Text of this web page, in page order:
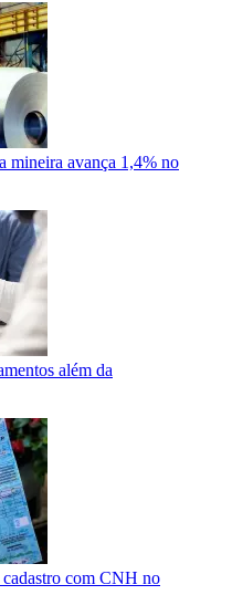
mineira avança 1,4% no
além da
com CNH no